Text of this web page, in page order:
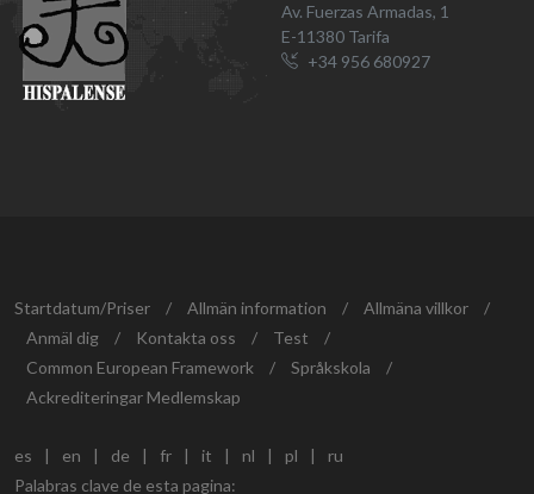
Av. Fuerzas Armadas, 1
E-11380 Tarifa
+34 956 680927
Startdatum/Priser / Allmän information / Allmäna villkor
/
Anmäl dig
/ Kontakta oss / Test
/
Common European Framework
/ Språkskola
/
Ackrediteringar Medlemskap
es | en | de | fr | it | nl | pl |
ru
Palabras clave de esta pagina: